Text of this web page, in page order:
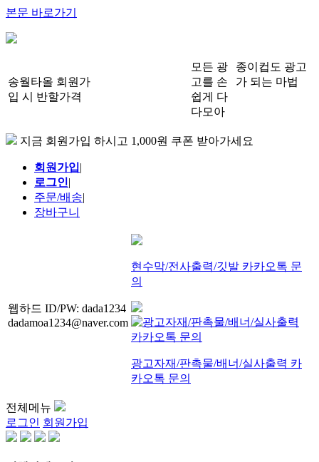
본문 바로가기
송월타올 회원가
입 시 반할가격
모든 광
고를 손
쉽게 다
다모아
종이컵도 광고
가 되는 마법
지금 회원가입 하시고 1,000원 쿠폰 받아가세요
회원가입|
로그인|
주문/배송|
장바구니
웹하드 ID/PW: dada1234
dadamoa1234@naver.com
현수막/전사출력/깃발 카카오톡 문
의
광고자재/판촉물/배너/실사출력 카
카오톡 문의
전체메뉴
로그인 회원가입